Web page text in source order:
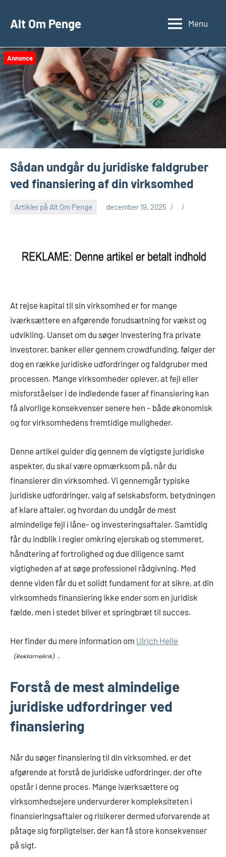
Alt Om Penge Menu
Annonce
Sådan undgår du juridiske faldgruber
ved finansiering af din virksomhed
Artikler på Alt Om Penge december 19, 2025
At rejse kapital til sin virksomhed er for mange
iværksættere en afgørende forudsætning for vækst og
udvikling. Uanset om du søger investering fra private
investorer, banker eller gennem crowdfunding, følger der
dog en række juridiske udfordringer og faldgruber med
processen. Mange virksomheder oplever, at fejl eller
misforståelser i de indledende faser af finansiering kan
få alvorlige konsekvenser senere hen – både økonomisk
og for virksomhedens fremtidige muligheder.
Denne artikel guider dig gennem de vigtigste juridiske
aspekter, du skal være opmærksom på, når du
finansierer din virksomhed. Vi gennemgår typiske
juridiske udfordringer, valg af selskabsform, betydningen
af klare aftaler, og hvordan du undgår de mest
almindelige fejl i låne- og investeringsaftaler. Samtidig
får du indblik i regler omkring ejerskab og stemmeret,
håndtering af fortrolighed og due diligence samt
vigtigheden af at søge professionel rådgivning. Med
denne viden får du et solidt fundament for at sikre, at din
virksomheds finansiering ikke ender som en juridisk
fælde, men i stedet bliver et springbræt til succes.
Her finder du mere information om Ulrich Hejle
.
Forstå de mest almindelige
juridiske udfordringer ved
finansiering
Når du søger finansiering til din virksomhed, er det
afgørende at forstå de juridiske udfordringer, der ofte
opstår i denne proces. Mange iværksættere og
virksomhedsejere undervurderer kompleksiteten i
finansieringsaftaler og risikerer dermed uforvarende at
påtage sig forpligtelser, der kan få store konsekvenser
på sigt.